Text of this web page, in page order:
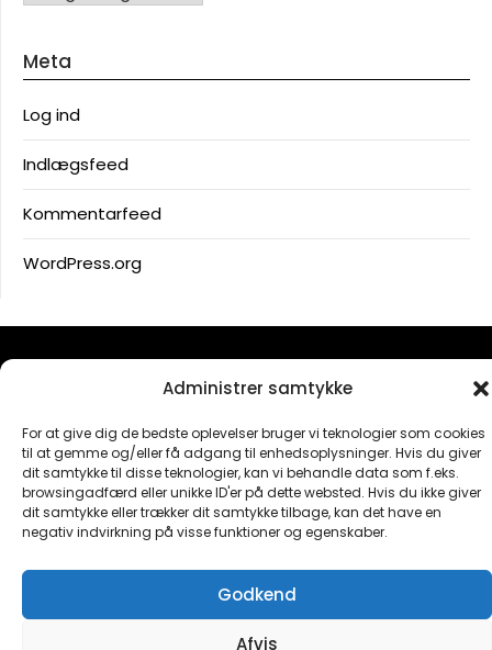
Administrer samtykke
For at give dig de bedste oplevelser bruger vi teknologier som cookies
til at gemme og/eller få adgang til enhedsoplysninger. Hvis du giver
dit samtykke til disse teknologier, kan vi behandle data som f.eks.
browsingadfærd eller unikke ID'er på dette websted. Hvis du ikke giver
dit samtykke eller trækker dit samtykke tilbage, kan det have en
negativ indvirkning på visse funktioner og egenskaber.
Godkend
Afvis
Meta
Log ind
Indlægsfeed
Kommentarfeed
WordPress.org
Forskellen ligger i detaljen
Facebook